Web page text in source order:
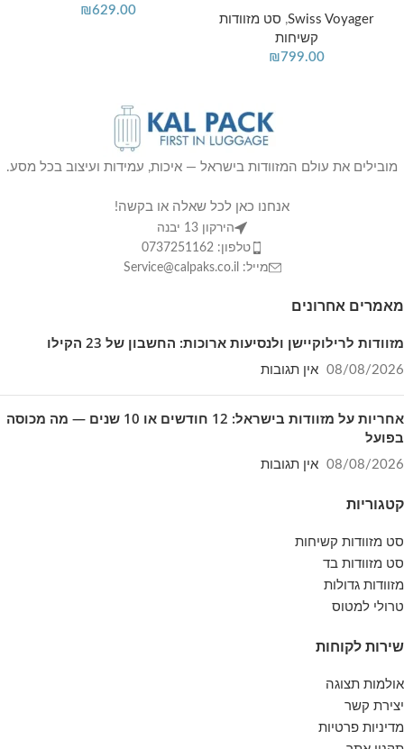
Swiss Voyager
, סט מזוודות
קשיחות
₪799.00
₪629.00
מובילים את עולם המזוודות בישראל — איכות, עמידות ועיצוב בכל מסע.
אנחנו כאן לכל שאלה או בקשה!
הירקון 13 יבנה
טלפון: 0737251162
מייל: Service@calpaks.co.il
מאמרים אחרונים
מזוודות לרילוקיישן ולנסיעות ארוכות: החשבון של 23 הקילו
08/08/2026 אין תגובות
אחריות על מזוודות בישראל: 12 חודשים או 10 שנים — מה מכוסה
בפועל
08/08/2026 אין תגובות
קטגוריות
סט מזוודות קשיחות
סט מזוודות בד
מזוודות גדולות
טרולי למטוס
שירות לקוחות
אולמות תצוגה
יצירת קשר
מדיניות פרטיות